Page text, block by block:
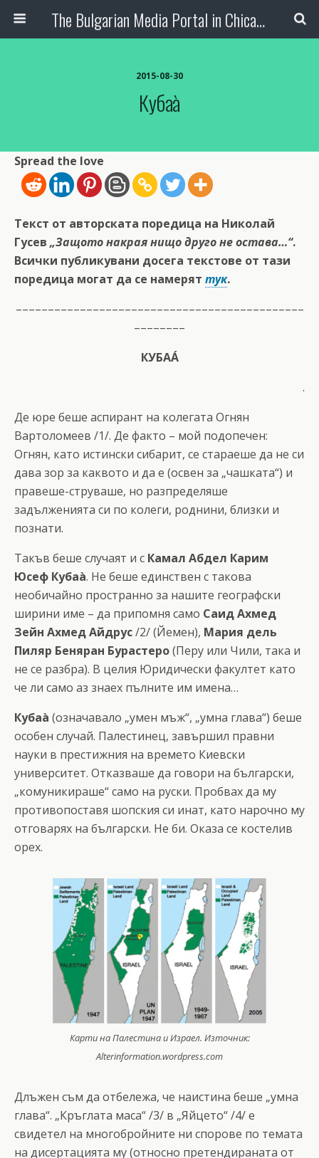
The Bulgarian Media Portal in Chicago
2015-08-30
Кубаà
Spread the love
Текст от авторската поредица на Николай
Гусев „Защото накрая нищо друго не остава…“.
Всички публикувани досега текстове от тази
поредица могат да се намерят тук.
–––––––––––––––––––––––––––––––––––––––––––––
––––––––
КУБАÁ
.
Де юре беше аспирант на колегата Огнян
Вартоломеев /1/. Де факто – мой подопечен:
Огнян, като истински сибарит, се стараеше да не си
дава зор за каквото и да е (освен за „чашката“) и
правеше-струваше, но разпределяше
задълженията си по колеги, роднини, близки и
познати.
Такъв беше случаят и с Камал Абдел Карим
Юсеф Кубаà. Не беше единствен с такова
необичайно пространно за нашите географски
ширини име – да припомня само Саид Ахмед
Зейн Ахмед Айдрус/2/ (Йемен), Мария дель
Пиляр Беняран Бурастеро(Перу или Чили, така и
не се разбра). В целия Юридически факултет като
че ли само аз знаех пълните им имена…
Кубаà (означавало „умен мъж“, „умна глава“) беше
особен случай. Палестинец, завършил правни
науки в престижния на времето Киевски
университет. Отказваше да говори на български,
„комуникираше“ само на руски. Пробвах да му
противопоставя шопския си инат, като нарочно му
отговарях на български. Не би. Оказа се костелив
орех.
Карти на Палестина и Израел. Източник:
Аlterinformation.wordpress.com
Длъжен съм да отбележа, че наистина беше „умна
глава“. „Кръглата маса“ /3/ в „Яйцето“ /4/ е
свидетел на многобройните ни спорове по темата
на дисертацията му (относно претендираната от